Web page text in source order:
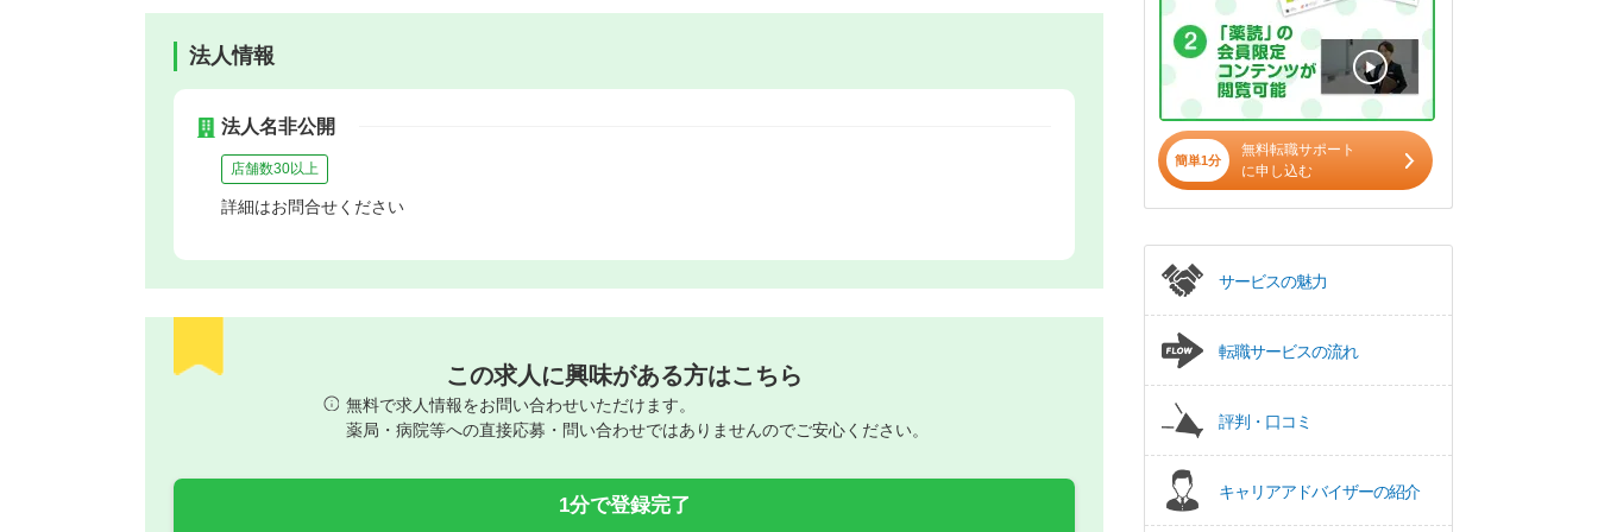
法人情報
法人名非公開
店舗数30以上
詳細はお問合せください
この求人に興味がある方はこちら
無料で求人情報をお問い合わせいただけます。
薬局・病院等への直接応募・問い合わせではありませんのでご安心ください。
1分で登録完了
簡単1分
無料転職サポート
に申し込む
サービスの魅力
転職サービスの流れ
評判・口コミ
キャリアアドバイザーの紹介